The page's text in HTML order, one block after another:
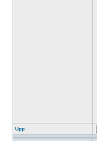
Upp